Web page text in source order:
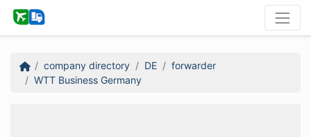
company directory DE
forwarder
WTT Business Germany